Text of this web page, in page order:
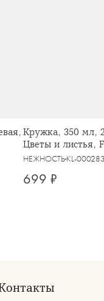
Кружка, 350 мл,
Цветы и листья,
НЕЖНОСТЬKL-
699 ₽